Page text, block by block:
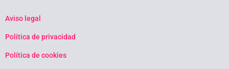
Aviso legal
Política de privacidad
Política de cookies